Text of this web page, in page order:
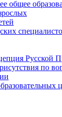
общее
Русской
по